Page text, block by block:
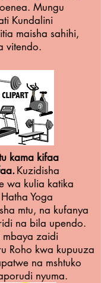
Mungu
Kundalini
maisha sahihi,
vitendo.
kama kifaa
Kuzidisha
wa kulia katika
Yoga
mtu, na kufanya
na bila upendo.
zaidi
Roho kwa kupuuza
na mshtuko
nyuma.